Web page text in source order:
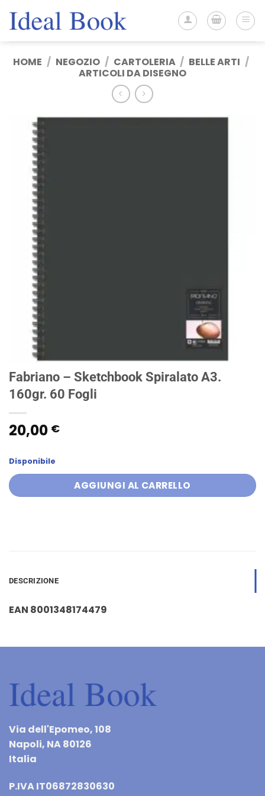
HOME / NEGOZIO / CARTOLERIA / BELLE ARTI /
ARTICOLI DA DISEGNO
Fabriano – Sketchbook Spiralato A3.
160gr. 60 Fogli
20,00 €
Disponibile
AGGIUNGI AL CARRELLO
DESCRIZIONE
EAN 8001348174479
Via dell'Epomeo, 108
Napoli, NA 80126
Italia
P.IVA IT06872830630